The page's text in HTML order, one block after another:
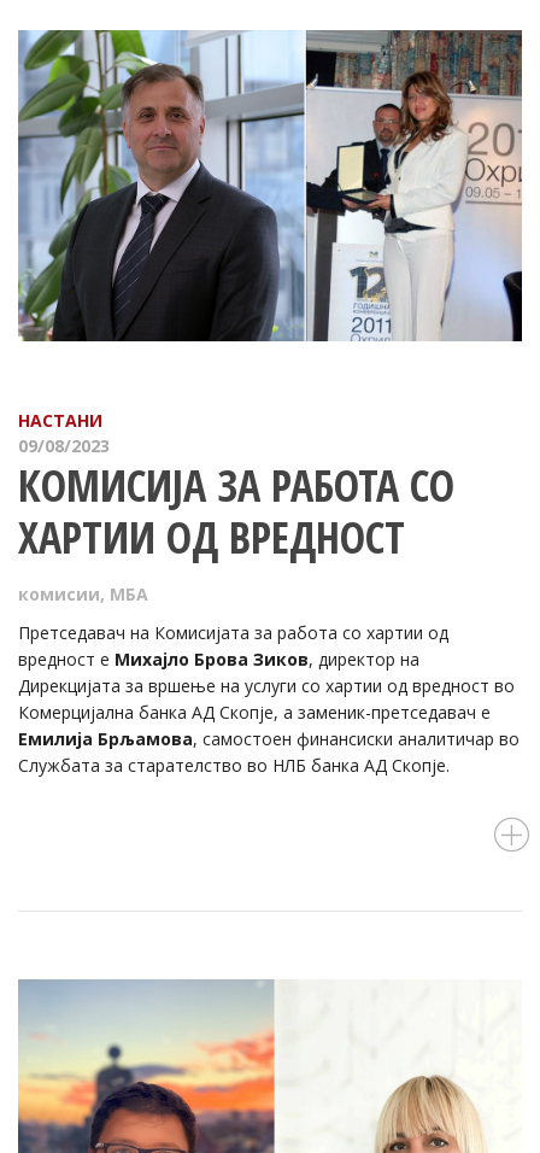
НАСТАНИ
09/08/2023
КОМИСИЈА ЗА РАБОТА СО
ХАРТИИ ОД ВРЕДНОСТ
комисии, МБА
Претседавач на Комисијата за работа со хартии од
вредност е Михајло Брова Зиков, директор на
Дирекцијата за вршење на услуги со хартии од вредност во
Комерцијална банка АД Скопје, а заменик-претседавач е
Емилија Брљамова, самостоен финансиски аналитичар во
Службата за старателство во НЛБ банка АД Скопје.